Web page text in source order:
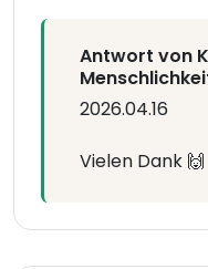
Antwort von
2026.04.16
Vielen Dank 🙌